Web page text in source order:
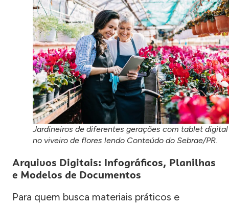
Jardineiros de diferentes gerações com tablet digital
no viveiro de flores lendo Conteúdo do Sebrae/PR.
Arquivos Digitais: Infográficos, Planilhas
e Modelos de Documentos
Para quem busca materiais práticos e